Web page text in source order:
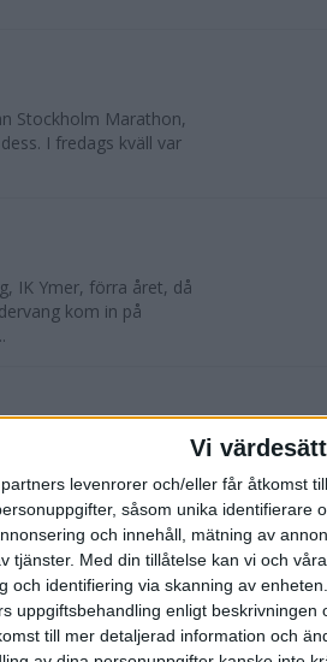
Vi
levenrorer och/eller får åtkomst
såsom unika identifierare
och innehåll, mätning av
tjänster. Med din tillåtelse kan vi och
och identifiering via skanning av
uppgiftsbehandling enligt
till mer detaljerad information och
Stockholm Marathon,
I fredags kväll var
IK Ymer, förra året, då
kom in på
3-4 oktober. 10 500
hela 2 500 fler än
kommer att avgöras